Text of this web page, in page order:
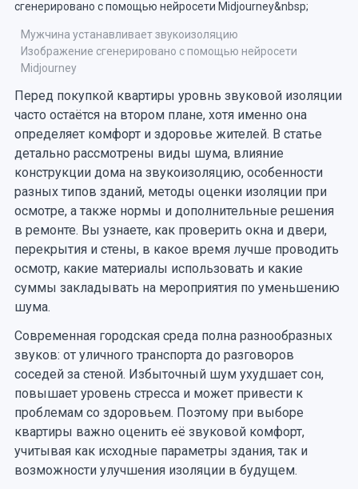
Мужчина устанавливает звукоизоляцию
Изображение сгенерировано с помощью нейросети
Midjourney
Перед покупкой квартиры уровнь звуковой изоляции
часто остаётся на втором плане, хотя именно она
определяет комфорт и здоровье жителей. В статье
детально рассмотрены виды шума, влияние
конструкции дома на звукоизоляцию, особенности
разных типов зданий, методы оценки изоляции при
осмотре, а также нормы и дополнительные решения
в ремонте. Вы узнаете, как проверить окна и двери,
перекрытия и стены, в какое время лучше проводить
осмотр, какие материалы использовать и какие
суммы закладывать на мероприятия по уменьшению
шума.
Современная городская среда полна разнообразных
звуков: от уличного транспорта до разговоров
соседей за стеной. Избыточный шум ухудшает сон,
повышает уровень стресса и может привести к
проблемам со здоровьем. Поэтому при выборе
квартиры важно оценить её звуковой комфорт,
учитывая как исходные параметры здания, так и
возможности улучшения изоляции в будущем.